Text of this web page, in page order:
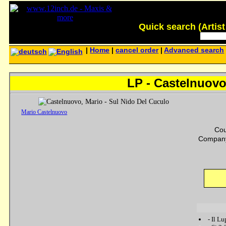
Quick search
Home |cancel order|Advanced search
LP -
Mario Castelnuovo
-Il